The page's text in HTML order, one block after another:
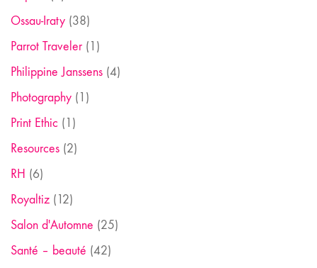
Ossau-Iraty (38)
Parrot Traveler(1)
Philippine Janssens (4)
Photography (1)
Print Ethic (1)
Resources (2)
RH (6)
Royaltiz (12)
Salon d'Automne (25)
Santé – beauté (42)